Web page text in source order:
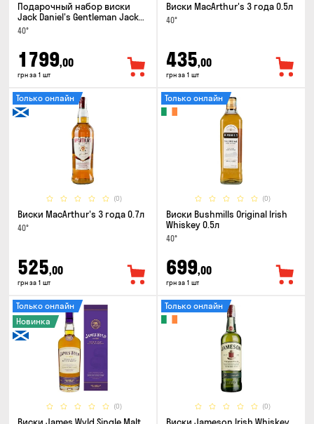
Подарочный набор виски
Jack Daniel's Gentleman Jack
0.7л + 2 стакана
40°
1799,00
грн за 1 шт
Виски MacArthur's 3 года 0.5л
40°
435,00
грн за 1 шт
(0)
Только онлайн
Виски MacArthur's 3 года 0.7л
40°
525,00
грн за 1 шт
(0)
Только онлайн
Виски Bushmills Original Irish
Whiskey 0.5л
40°
699,00
грн за 1 шт
(0)
Только онлайн
Новинка
(0)
Только онлайн